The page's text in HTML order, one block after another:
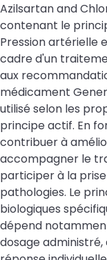
Azilsartan and
contenant le
Pression artérielle
cadre d'un
aux
médicament
utilisé selon les
principe actif. En
contribuer à
accompagner le
participer à la
pathologies. Le
biologiques
dépend
dosage